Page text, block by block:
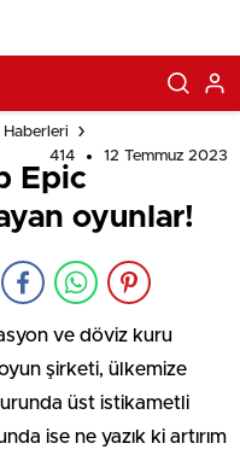
Haberleri
414
12 Temmuz 2023
Epic
oyunlar!
ve döviz kuru
şirketi, ülkemize
üst istikametli
ise ne yazık ki artırım